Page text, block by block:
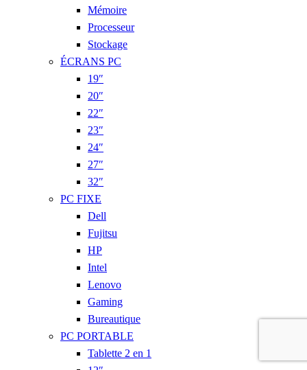
Mémoire
Processeur
Stockage
ÉCRANS PC
19″
20″
22″
23″
24″
27″
32″
PC FIXE
Dell
Fujitsu
HP
Intel
Lenovo
Gaming
Bureautique
PC PORTABLE
Tablette 2 en 1